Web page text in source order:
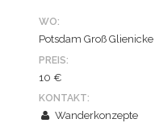
WO:
Potsdam Groß Glienicke
PREIS:
10 €
KONTAKT:
Wanderkonzepte